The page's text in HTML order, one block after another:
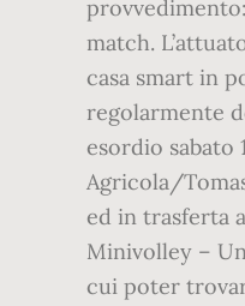
match.
casa smart in
regolarmente
esordio sabato
Agricola/
ed in trasferta
Minivolley –
cui poter